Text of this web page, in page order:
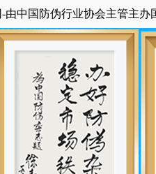
防伪行业协会主管主办国家